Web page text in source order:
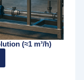
(≈1 m³/h)